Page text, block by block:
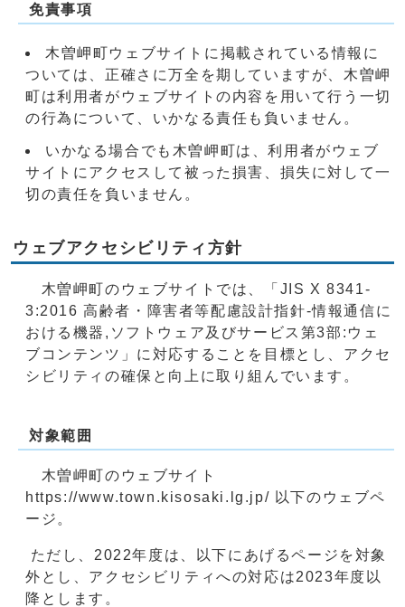
免責事項
木曽岬町ウェブサイトに掲載されている情報に
ついては、正確さに万全を期していますが、木曽岬
町は利用者がウェブサイトの内容を用いて行う一切
の行為について、いかなる責任も負いません。
いかなる場合でも木曽岬町は、利用者がウェブ
サイトにアクセスして被った損害、損失に対して一
切の責任を負いません。
ウェブアクセシビリティ方針
木曽岬町のウェブサイトでは、「JIS X 8341-
3:2016 高齢者・障害者等配慮設計指針-情報通信に
おける機器,ソフトウェア及びサービス第3部:ウェ
ブコンテンツ」に対応することを目標とし、アクセ
シビリティの確保と向上に取り組んでいます。
対象範囲
木曽岬町のウェブサイト
https://www.town.kisosaki.lg.jp/ 以下のウェブペ
ージ。
ただし、2022年度は、以下にあげるページを対象
外とし、アクセシビリティへの対応は2023年度以
降とします。